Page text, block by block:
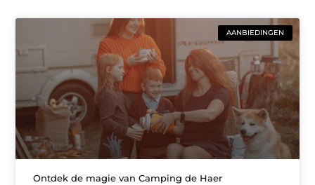
AANBIEDINGEN
Ontdek de magie van Camping de Haer